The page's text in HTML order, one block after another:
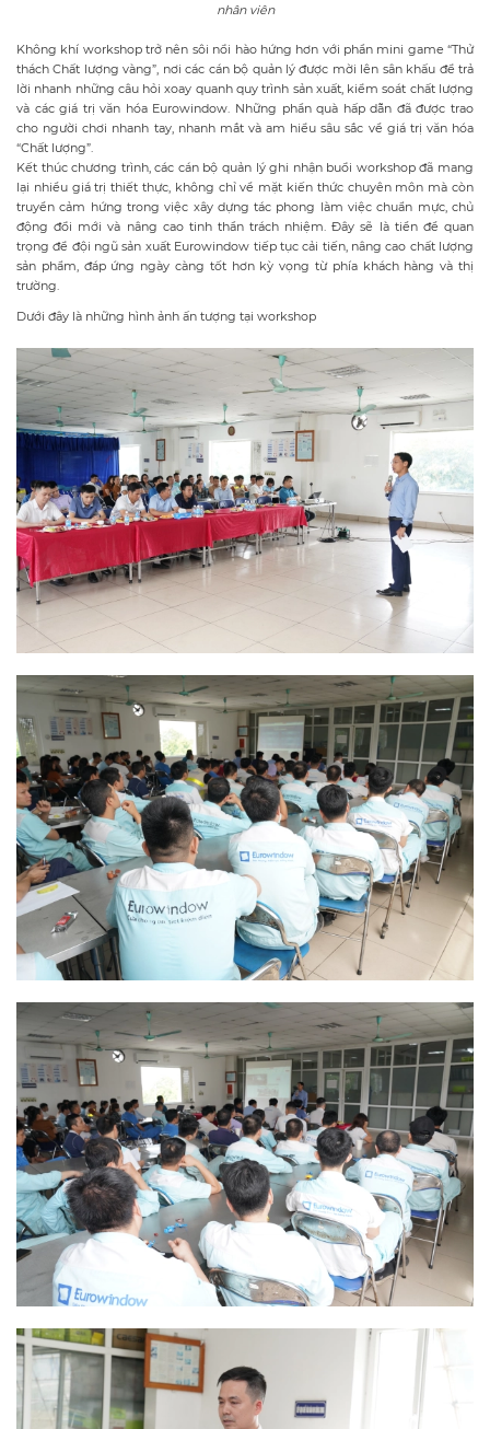
nhân viên
Không khí workshop trở nên sôi nổi hào hứng hơn với phần mini game “Thử
thách Chất lượng vàng”, nơi các cán bộ quản lý được mời lên sân khấu để trả
lời nhanh những câu hỏi xoay quanh quy trình sản xuất, kiểm soát chất lượng
và các giá trị văn hóa Eurowindow. Những phần quà hấp dẫn đã được trao
cho người chơi nhanh tay, nhanh mắt và am hiểu sâu sắc về giá trị văn hóa
“Chất lượng”.
Kết thúc chương trình, các cán bộ quản lý ghi nhận buổi workshop đã mang
lại nhiều giá trị thiết thực, không chỉ về mặt kiến thức chuyên môn mà còn
truyền cảm hứng trong việc xây dựng tác phong làm việc chuẩn mực, chủ
động đổi mới và nâng cao tinh thần trách nhiệm. Đây sẽ là tiền đề quan
trọng để đội ngũ sản xuất Eurowindow tiếp tục cải tiến, nâng cao chất lượng
sản phẩm, đáp ứng ngày càng tốt hơn kỳ vọng từ phía khách hàng và thị
trường.
Dưới đây là những hình ảnh ấn tượng tại workshop